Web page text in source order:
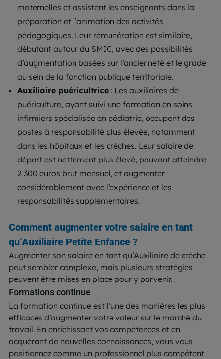
maternelles et assistent les enseignants dans la
préparation et l’animation des activités
pédagogiques. Leur rémunération est similaire,
débutant autour du SMIC, avec des possibilités
d’augmentation basées sur l’ancienneté et le grade
au sein de la fonction publique territoriale.
Auxiliaire puéricultrice : Les auxiliaires de
puériculture, ayant suivi une formation en soins
infirmiers spécialisée en pédiatrie, occupent des
postes à responsabilité plus élevée, notamment
dans les hôpitaux et les crèches. Leur salaire de
départ est nettement plus élevé, pouvant atteindre
2 300 euros brut mensuel, et augmenter
considérablement avec l’expérience et les
responsabilités supplémentaires.
Comment augmenter votre salaire en tant
qu’Auxiliaire Petite Enfance ?
Augmenter son salaire en tant qu’Auxiliaire de crèche
peut sembler complexe, mais plusieurs stratégies
peuvent être mises en place pour y parvenir.
Formations continue
La formation continue est l’une des manières les plus
efficaces d’augmenter votre valeur sur le marché du
travail. En enrichissant vos compétences et en
acquérant de nouvelles connaissances, vous vous
positionnez comme un professionnel plus compétent